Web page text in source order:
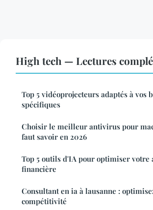
High tech — Lectures
Top 5 vidéoprojecteurs adaptés à vos
spécifiques
Choisir le meilleur antivirus pour
faut savoir en 2026
Top 5 outils d'IA pour optimiser votre
financière
Consultant en ia à lausanne :
compétitivité